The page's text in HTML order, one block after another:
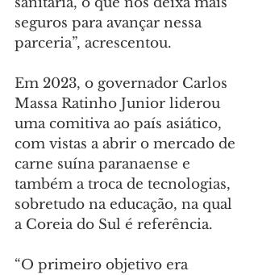
seguros para avançar nessa
parceria”, acrescentou.
Em 2023, o governador Carlos
Massa Ratinho Junior liderou
uma comitiva ao país asiático,
com vistas a abrir o mercado de
carne suína paranaense e
também a troca de tecnologias,
sobretudo na educação, na qual
a Coreia do Sul é referência.
“O primeiro objetivo era